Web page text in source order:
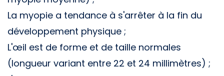
La myopie a tendance à s'arrêter à la fin du
développement physique ;
L'œil est de forme et de taille normales
(longueur variant entre 22 et 24 millimètres) ;